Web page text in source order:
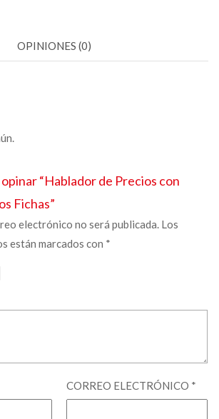
OPINIONES (0)
“Hablador de Precios con
Fichas”
electrónico no será publicada. Los
están marcados con *
CORREO ELECTRÓNICO *